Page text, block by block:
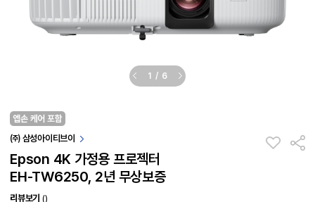
1 / 6
㈜ 삼성아이티브이
Epson 4K 가정용 프로젝터
EH-TW6250, 2년 무상보증
리뷰보기 ()